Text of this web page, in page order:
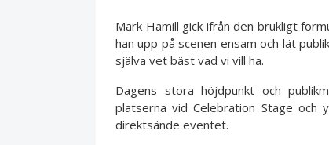
Mark Hamill gick ifrån den brukligt
han upp på scenen ensam och lät
själva vet bäst vad vi vill ha.
Dagens stora höjdpunkt och
platserna vid Celebration Stage
direktsände eventet.